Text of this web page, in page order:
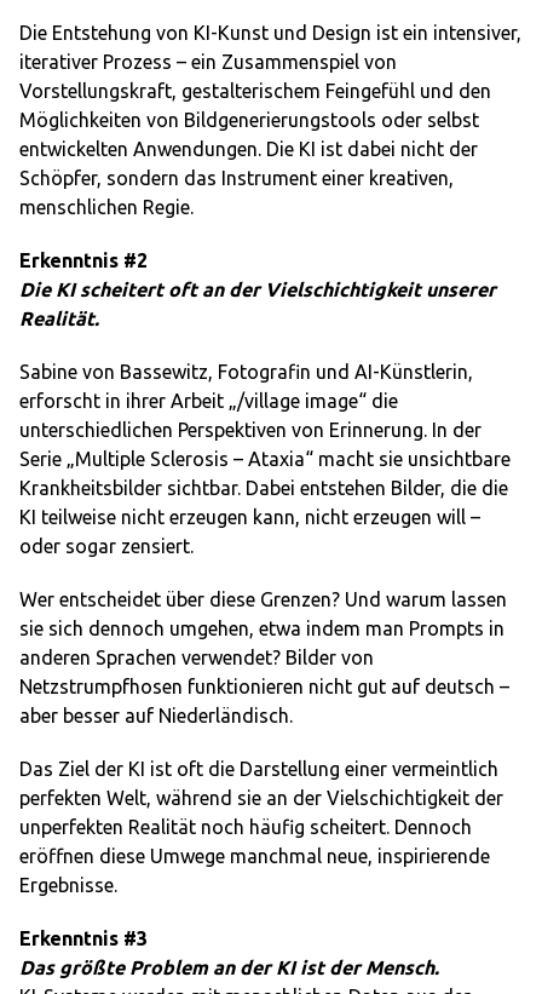
Die Entstehung von KI-Kunst und Design ist ein intensiver,
iterativer Prozess – ein Zusammenspiel von
Vorstellungskraft, gestalterischem Feingefühl und den
Möglichkeiten von Bildgenerierungstools oder selbst
entwickelten Anwendungen. Die KI ist dabei nicht der
Schöpfer, sondern das Instrument einer kreativen,
menschlichen Regie.
Erkenntnis #2
Die KI scheitert oft an der Vielschichtigkeit unserer
Realität.
Sabine von Bassewitz, Fotografin und AI-Künstlerin,
erforscht in ihrer Arbeit „/village image“ die
unterschiedlichen Perspektiven von Erinnerung. In der
Serie „Multiple Sclerosis – Ataxia“ macht sie unsichtbare
Krankheitsbilder sichtbar. Dabei entstehen Bilder, die die
KI teilweise nicht erzeugen kann, nicht erzeugen will –
oder sogar zensiert.
Wer entscheidet über diese Grenzen? Und warum lassen
sie sich dennoch umgehen, etwa indem man Prompts in
anderen Sprachen verwendet? Bilder von
Netzstrumpfhosen funktionieren nicht gut auf deutsch –
aber besser auf Niederländisch.
Das Ziel der KI ist oft die Darstellung einer vermeintlich
perfekten Welt, während sie an der Vielschichtigkeit der
unperfekten Realität noch häufig scheitert. Dennoch
eröffnen diese Umwege manchmal neue, inspirierende
Ergebnisse.
Erkenntnis #3
Das größte Problem an der KI ist der Mensch.